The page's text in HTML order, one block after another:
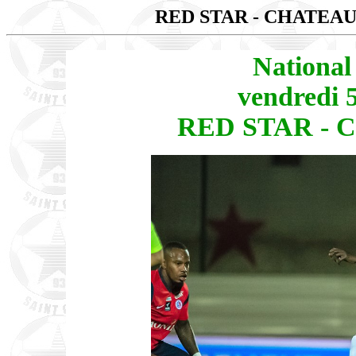
RED STAR -
National
vendredi
RED STAR -